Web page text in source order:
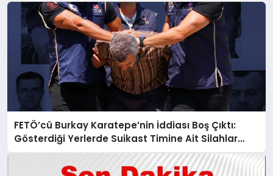
FETÖ’cü Burkay Karatepe’nin İddiası Boş Çıktı:
Gösterdiği Yerlerde Suikast Timine Ait Silahlar
Bulunamadı!